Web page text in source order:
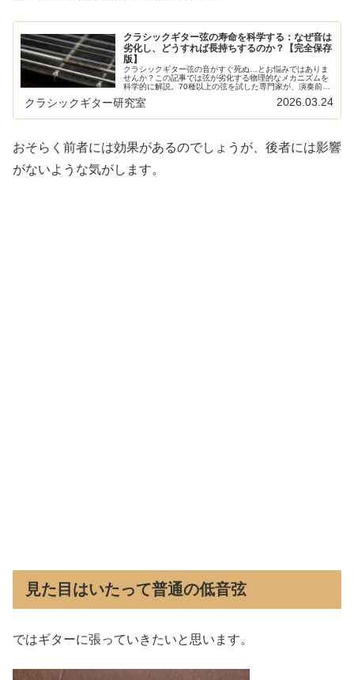
クラシックギター弦の寿命を科学する：なぜ音は
劣化し、どうすれば長持ちするのか？【完全保存
版】
クラシックギター弦の音がすぐ死ぬ…とお悩みではありま
せんか？この記事では弦が劣化する物理的なメカニズムを
科学的に解説。70種以上の弦を試した専門家が、演奏前の
手洗いやケア剤など、音質を劇的に長持ちさせる具体的な
メンテナンス術を伝授します。
クラシックギター研究室 2026.03.24
おそらく前者には効果があるのでしょうが、後者には影響
がないような気がします。
見た目はいたって普通の低音弦
ではギターに張っていきたいと思います。